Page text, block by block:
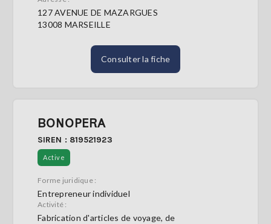
127 AVENUE DE MAZARGUES
13008 MARSEILLE
Consulter la fiche
BONOPERA
SIREN : 819521923
Active
Forme juridique :
Entrepreneur individuel
Activité :
Fabrication d'articles de voyage, de